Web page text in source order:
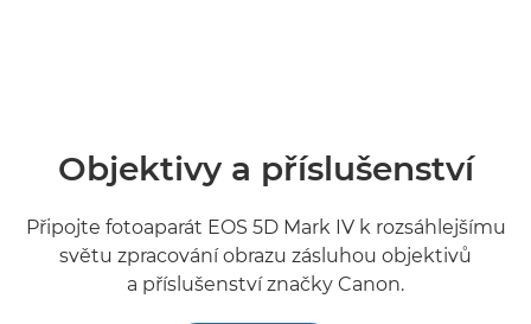
Objektivy a příslušenství
Připojte fotoaparát EOS 5D Mark IV k rozsáhlejšímu
světu zpracování obrazu zásluhou objektivů
a příslušenství značky Canon.